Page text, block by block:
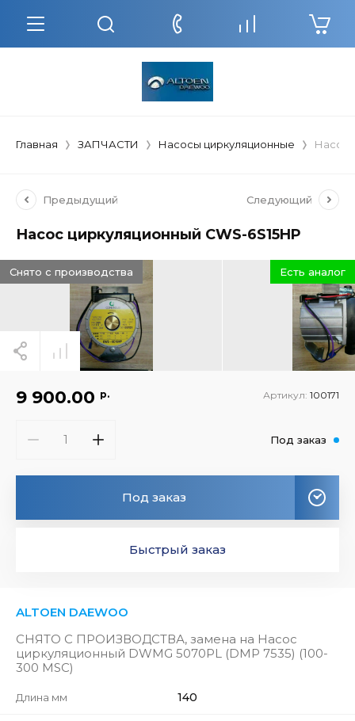
Главная ЗАПЧАСТИ Насосы циркуляционные Насос
Предыдущий Следующий
Насос циркуляционный CWS-6S15HP
Снято с производства Есть аналог
ALTOEN DAEWOO
СНЯТО С ПРОИЗВОДСТВА, замена на Насос
циркуляционный DWMG 5070PL (DMP 7535) (100-
300 MSC)
Длина мм 140
9 900.00 р. Артикул: 100171
Под заказ
Под заказ
Быстрый заказ